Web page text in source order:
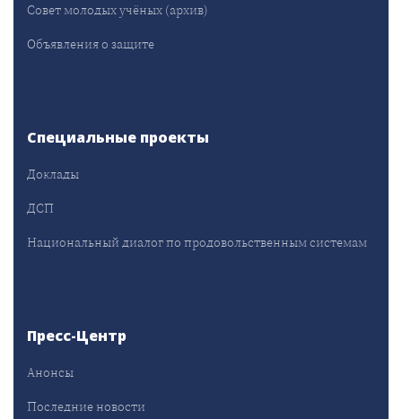
Совет молодых учёных (архив)
Объявления о защите
Специальные проекты
Доклады
ДСП
Национальный диалог по продовольственным системам
Пресс-Центр
Анонсы
Последние новости